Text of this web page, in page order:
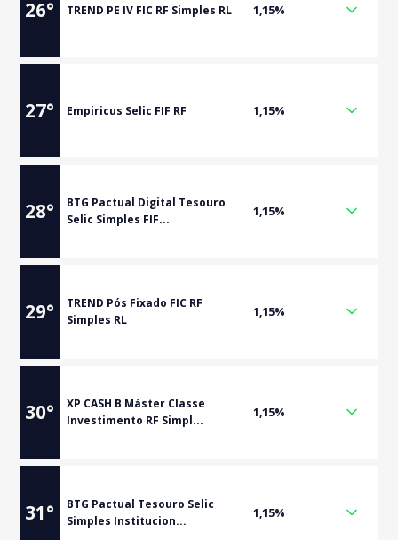
26° TREND PE IV FIC RF Simples RL 1,15%
27° Empiricus Selic FIF RF 1,15%
28°
BTG Pactual Digital Tesouro
Selic Simples FIF...
1,15%
29°
TREND Pós Fixado FIC RF
Simples RL
1,15%
30°
XP CASH B Máster Classe
Investimento RF Simpl...
1,15%
31°
BTG Pactual Tesouro Selic
Simples Institucion...
1,15%